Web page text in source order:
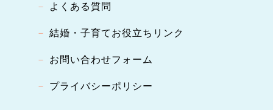
よくある質問
結婚・子育てお役立ちリンク
お問い合わせフォーム
プライバシーポリシー